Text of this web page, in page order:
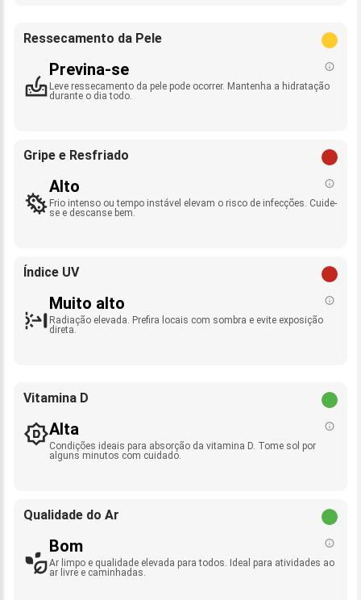
Ressecamento da Pele
Previna-se
Leve ressecamento da pele pode ocorrer. Mantenha a hidratação
durante o dia todo.
Gripe e Resfriado
Alto
Frio intenso ou tempo instável elevam o risco de infecções. Cuide-
se e descanse bem.
Índice UV
Muito alto
Radiação elevada. Prefira locais com sombra e evite exposição
direta.
Vitamina D
Alta
Condições ideais para absorção da vitamina D. Tome sol por
alguns minutos com cuidado.
Qualidade do Ar
Bom
Ar limpo e qualidade elevada para todos. Ideal para atividades ao
ar livre e caminhadas.